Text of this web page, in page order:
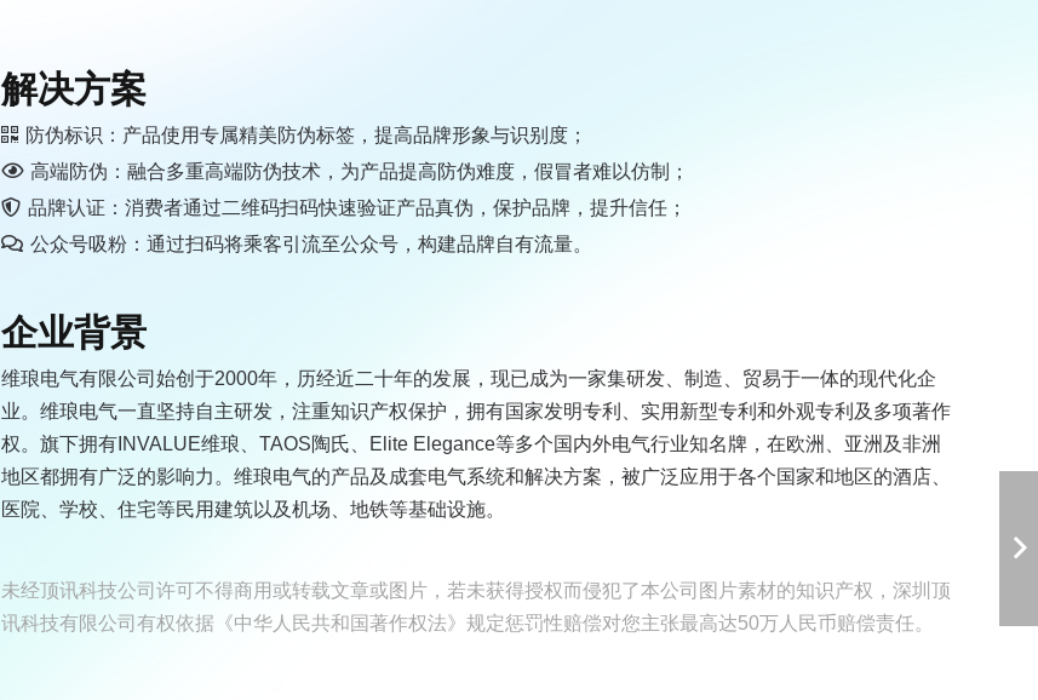
解决方案
防伪标识：产品使用专属精美防伪标签，提高品牌形象与识别度；
高端防伪：融合多重高端防伪技术，为产品提高防伪难度，假冒者难以仿制；
品牌认证：消费者通过二维码扫码快速验证产品真伪，保护品牌，提升信任；
公众号吸粉：通过扫码将乘客引流至公众号，构建品牌自有流量。
企业背景
维琅电气有限公司始创于2000年，历经近二十年的发展，现已成为一家集研发、制造、贸易于一体的现代化企
业。维琅电气一直坚持自主研发，注重知识产权保护，拥有国家发明专利、实用新型专利和外观专利及多项著作
权。旗下拥有INVALUE维琅、TAOS陶氏、Elite Elegance等多个国内外电气行业知名牌，在欧洲、亚洲及非洲
地区都拥有广泛的影响力。维琅电气的产品及成套电气系统和解决方案，被广泛应用于各个国家和地区的酒店、
医院、学校、住宅等民用建筑以及机场、地铁等基础设施。
未经顶讯科技公司许可不得商用或转载文章或图片，若未获得授权而侵犯了本公司图片素材的知识产权，深圳顶
讯科技有限公司有权依据《中华人民共和国著作权法》规定惩罚性赔偿对您主张最高达50万人民币赔偿责任。